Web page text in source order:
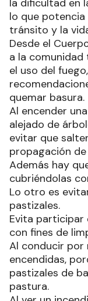
la dificultad en
lo que potencia
tránsito y la
Desde el
a la
el uso del
quemar basura.
Al encender
alejado de
evitar que
propagación de
Además hay
cubriéndolas
Lo otro es
pastizales.
Evita participar
con fines de
Al conducir por
encendidas,
pastizales de
pastura.